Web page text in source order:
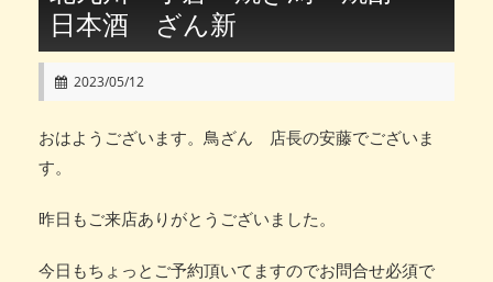
日本酒 ざん新
2023/05/12
おはようございます。鳥ざん 店長の安藤でございま
す。
昨日もご来店ありがとうございました。
今日もちょっとご予約頂いてますのでお問合せ必須で